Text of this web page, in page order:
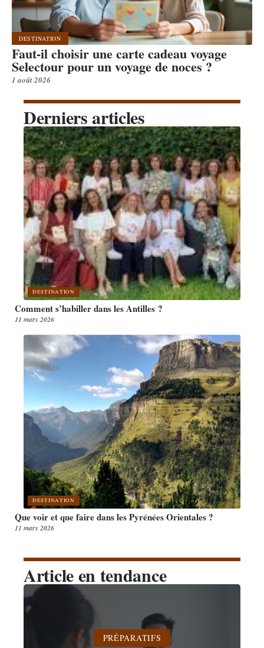
DESTINATION
Faut-il choisir une carte cadeau voyage
Selectour pour un voyage de noces ?
1 août 2026
Derniers articles
DESTINATION
Comment s’habiller dans les Antilles ?
11 mars 2026
DESTINATION
Que voir et que faire dans les Pyrénées Orientales ?
11 mars 2026
Article en tendance
PRÉPARATIFS